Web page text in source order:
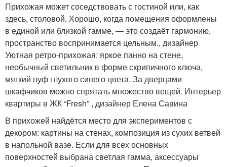
Прихожая может соседствовать с гостиной или, как
здесь, столовой. Хорошо, когда помещения оформлены
в единой или близкой гамме, — это создаёт гармонию,
пространство воспринимается цельным., дизайнер
Уютная ретро-прихожая: яркое панно на стене,
необычный светильник в форме скрипичного ключа,
мягкий пуф глухого синего цвета. За дверцами
шкафчиков можно спрятать множество вещей. Интерьер
квартиры в ЖК “Fresh” , дизайнер Елена Савина
В прихожей найдётся место для экспериментов с
декором: картины на стенах, композиция из сухих ветвей
в напольной вазе. Если для всех основных
поверхностей выбрана светлая гамма, аксессуары